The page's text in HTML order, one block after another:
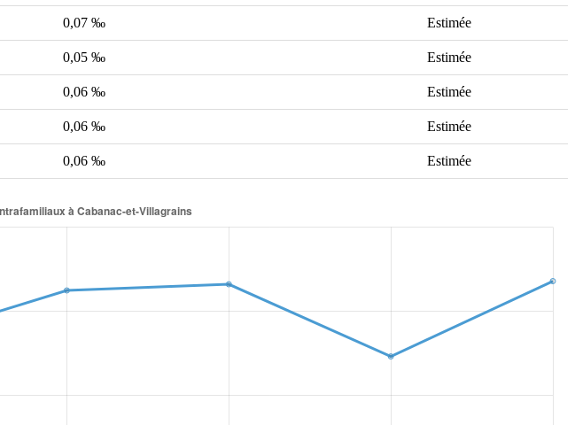
0,07 ‰ Estimée
0,05 ‰ Estimée
0,06 ‰ Estimée
0,06 ‰ Estimée
0,06 ‰ Estimée